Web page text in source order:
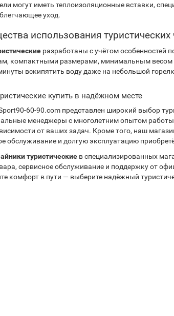
могут иметь теплоизоляционные вставки,
уход.
использования туристических
разработаны с учётом особенностей
компактными размерами, минимальным
вскипятить воду даже на небольшой
купить в надёжном месте
60-90.com представлен широкий выбор
менеджеры с многолетним опытом
от ваших задач. Кроме того, наш
обслуживание и долгую эксплуатацию
туристическиев специализированных
сервисное обслуживание и поддержку от
комфорт в пути — выберите надёжный